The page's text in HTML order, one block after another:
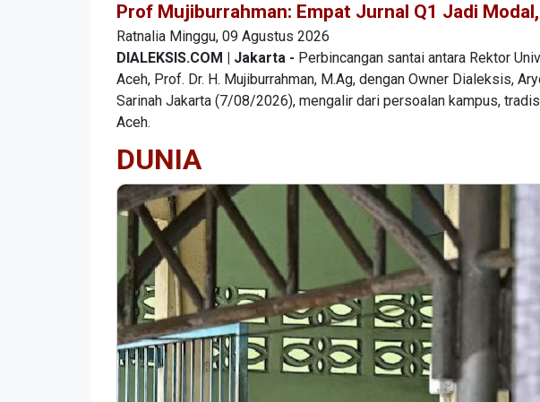
Prof Mujiburrahman: Empat Jurnal Q1 Jadi
Ratnalia Minggu, 09 Agustus 2026
DIALEKSIS.COM | Jakarta - Perbincangan santai antara Rektor
Aceh, Prof. Dr. H. Mujiburrahman, M.Ag, dengan Owner Dialeksis,
Sarinah Jakarta (7/08/2026), mengalir dari persoalan kampus,
Aceh.
DUNIA